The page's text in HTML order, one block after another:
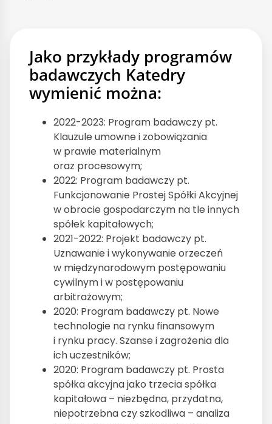
Jako przykłady programów
badawczych Katedry
wymienić można:
2022-2023: Program badawczy pt.
Klauzule umowne i zobowiązania
w prawie materialnym
oraz procesowym;
2022: Program badawczy pt.
Funkcjonowanie Prostej Spółki Akcyjnej
w obrocie gospodarczym na tle innych
spółek kapitałowych;
2021-2022: Projekt badawczy pt.
Uznawanie i wykonywanie orzeczeń
w międzynarodowym postępowaniu
cywilnym i w postępowaniu
arbitrażowym;
2020: Program badawczy pt. Nowe
technologie na rynku finansowym
i rynku pracy. Szanse i zagrożenia dla
ich uczestników;
2020: Program badawczy pt. Prosta
spółka akcyjna jako trzecia spółka
kapitałowa – niezbędna, przydatna,
niepotrzebna czy szkodliwa – analiza